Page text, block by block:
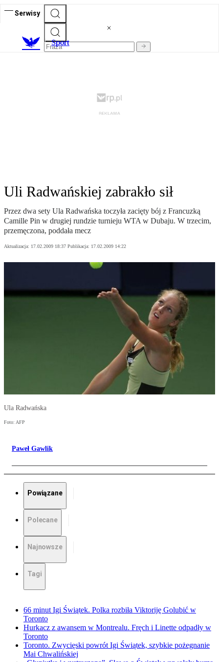
Serwisy
Sport
Uli Radwańskiej zabrakło sił
Przez dwa sety Ula Radwańska toczyła zacięty bój z Francuzką
Camille Pin w drugiej rundzie turnieju WTA w Dubaju. W trzecim,
przemęczona, poddała mecz
Aktualizacja: 17.02.2009 18:37 Publikacja: 17.02.2009 14:22
Ula Radwańska
Foto: AFP
Paweł Gawlik
Powiązane
Polecane
Najnowsze
Tagi
66 minut Igi Świątek. Polka rozbiła Viktoriję Golubić w
Toronto
Hurkacz z awansem w Montrealu. Fręch i Linette odpadły w
Toronto
Toronto. Zwycięski powrót Igi Świątek, szybkie pożegnanie
Mai Chwalińskiej